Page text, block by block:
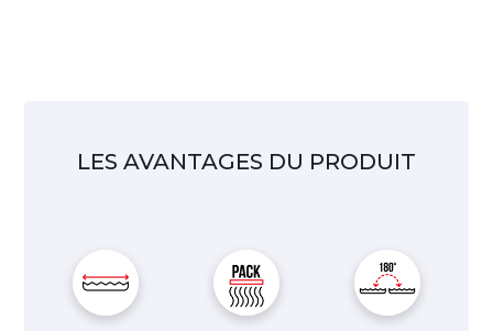
LES AVANTAGES DU PRODUIT